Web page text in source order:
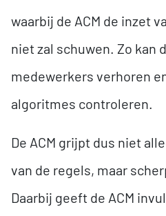
waarbij de ACM de inzet
niet zal schuwen. Zo kan
medewerkers verhoren
algoritmes controleren.
De ACM grijpt dus niet
van de regels, maar
Daarbij geeft de ACM